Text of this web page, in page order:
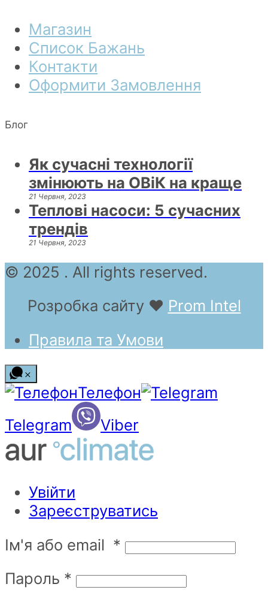
Магазин
Список Бажань
Контакти
Оформити Замовлення
Блог
Як сучасні технології
змінюють на ОВіК на краще
21 Червня, 2023
Теплові насоси: 5 сучасних
трендів
21 Червня, 2023
© 2025 . All rights reserved.
Розробка сайту ❤ Prom Intel
Правила та Умови
Телефон
Telegram
Viber
Увійти
Зареєструватись
Ім'я або email *
Пароль *